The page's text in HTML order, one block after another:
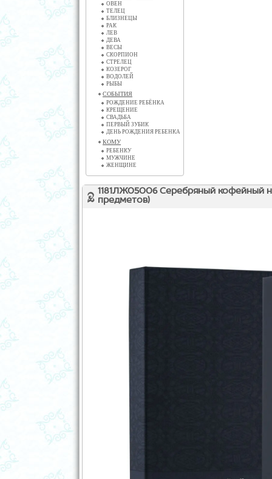
ОВЕН
ТЕЛЕЦ
БЛИЗНЕЦЫ
РАК
ЛЕВ
ДЕВА
ВЕСЫ
СКОРПИОН
СТРЕЛЕЦ
КОЗЕРОГ
ВОДОЛЕЙ
РЫБЫ
СОБЫТИЯ
РОЖДЕНИЕ РЕБЁНКА
КРЕЩЕНИЕ
СВАДЬБА
ПЕРВЫЙ ЗУБИК
ДЕНЬ РОЖДЕНИЯ РЕБЕНКА
КОМУ
РЕБЕНКУ
МУЖЧИНЕ
ЖЕНЩИНЕ
1181ЛЖ05006 Серебряный кофейный
предметов)